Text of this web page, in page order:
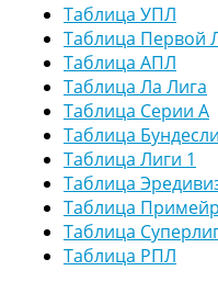
Таблица УПЛ
Таблица Первой
Таблица АПЛ
Таблица Ла Лига
Таблица Серии А
Таблица
Таблица Лиги 1
Таблица
Таблица
Таблица
Таблица РПЛ